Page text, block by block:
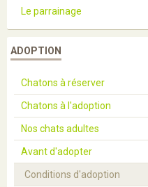
Le parrainage
ADOPTION
Chatons à réserver
Chatons à l'adoption
Nos chats adultes
Avant d'adopter
Conditions d'adoption